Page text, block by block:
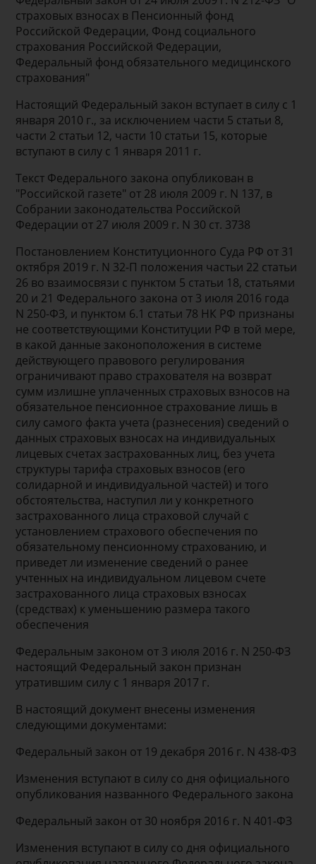
страховых взносах в Пенсионный фонд
Российской Федерации, Фонд социального
страхования Российской Федерации,
Федеральный фонд обязательного медицинского
страхования"
Настоящий Федеральный закон вступает в силу с 1
января 2010 г., за исключением части 5 статьи 8,
части 2 статьи 12, части 10 статьи 15, которые
вступают в силу с 1 января 2011 г.
Текст Федерального закона опубликован в
"Российской газете" от 28 июля 2009 г. N 137, в
Собрании законодательства Российской
Федерации от 27 июля 2009 г. N 30 ст. 3738
Постановлением Конституционного Суда РФ от 31
октября 2019 г. N 32-П положения частьи 22 статьи
26 во взаимосвязи с пунктом 5 статьи 18, статьями
20 и 21 Федерального закона от 3 июля 2016 года
N 250-ФЗ, и пунктом 6.1 статьи 78 НК РФ признаны
не соответствующими Конституции РФ в той мере,
в какой данные законоположения в системе
действующего правового регулирования
ограничивают право страхователя на возврат
сумм излишне уплаченных страховых взносов на
обязательное пенсионное страхование лишь в
силу самого факта учета (разнесения) сведений о
данных страховых взносах на индивидуальных
лицевых счетах застрахованных лиц, без учета
структуры тарифа страховых взносов (его
солидарной и индивидуальной частей) и того
обстоятельства, наступил ли у конкретного
застрахованного лица страховой случай с
установлением страхового обеспечения по
обязательному пенсионному страхованию, и
приведет ли изменение сведений о ранее
учтенных на индивидуальном лицевом счете
застрахованного лица страховых взносах
(средствах) к уменьшению размера такого
обеспечения
Федеральным законом от 3 июля 2016 г. N 250-ФЗ
настоящий Федеральный закон признан
утратившим силу с 1 января 2017 г.
В настоящий документ внесены изменения
следующими документами:
Федеральный закон от 19 декабря 2016 г. N 438-ФЗ
Изменения вступают в силу со дня официального
опубликования названного Федерального закона
Федеральный закон от 30 ноября 2016 г. N 401-ФЗ
Изменения вступают в силу со дня официального